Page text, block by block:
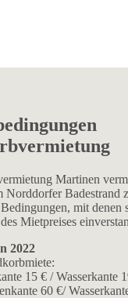
Martinen
Norddorfer Badestrand
mit denen
Mietpreises
2022
15 € / Wasserkante
60 €/